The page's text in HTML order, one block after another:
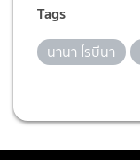
Tags
นานา ไรบีนา